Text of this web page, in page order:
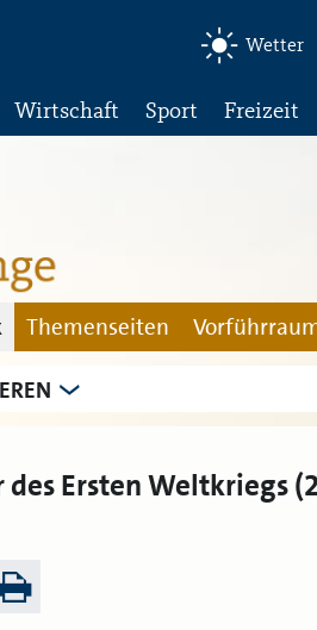
Wetter
Wirtschaft Sport Freizeit
Themenseiten
des Ersten Weltkriegs